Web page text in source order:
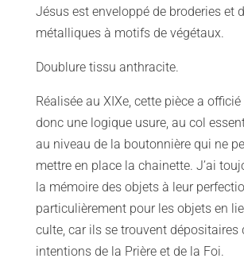
Jésus est enveloppé de broderies et
métalliques à motifs de végétaux.
Doublure tissu anthracite.
Réalisée au XIXe, cette pièce a
donc une logique usure, au col
au niveau de la boutonnière qui ne
mettre en place la chainette. J’ai
la mémoire des objets à leur
particulièrement pour les objets en
culte, car ils se trouvent dépositaires
intentions de la Prière et de la Foi.